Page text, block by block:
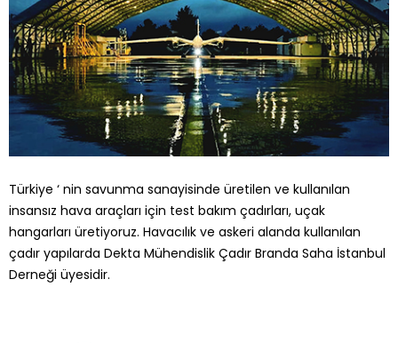
Türkiye ‘ nin savunma sanayisinde üretilen ve kullanılan
insansız hava araçları için test bakım çadırları, uçak
hangarları üretiyoruz. Havacılık ve askeri alanda kullanılan
çadır yapılarda Dekta Mühendislik Çadır Branda Saha İstanbul
Derneği üyesidir.